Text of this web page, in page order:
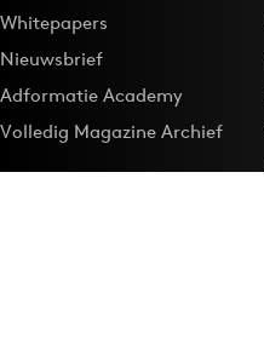
Whitepapers
Nieuwsbrief
Adformatie Academy
Volledig Magazine Archief